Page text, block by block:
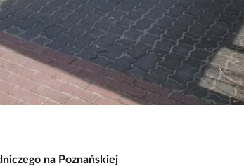
na Poznańskiej